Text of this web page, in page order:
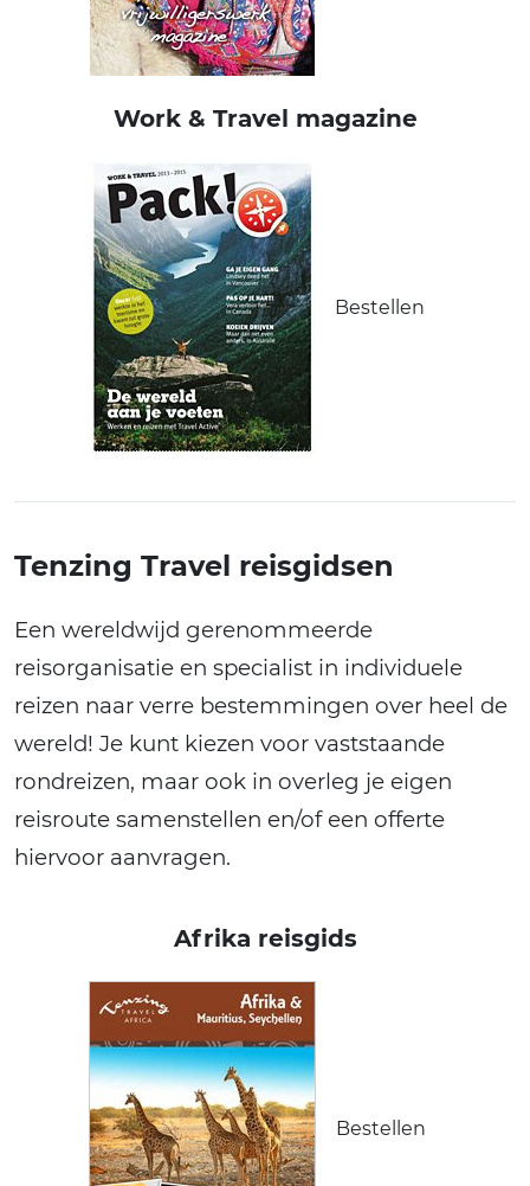
Work & Travel magazine
Bestellen
Tenzing Travel reisgidsen
Een wereldwijd gerenommeerde
reisorganisatie en specialist in individuele
reizen naar verre bestemmingen over heel de
wereld! Je kunt kiezen voor vaststaande
rondreizen, maar ook in overleg je eigen
reisroute samenstellen en/of een offerte
hiervoor aanvragen.
Afrika reisgids
Bestellen